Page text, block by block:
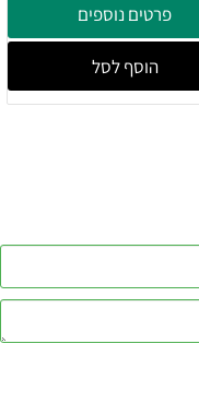
פרטים נוספים
הוסף לסל